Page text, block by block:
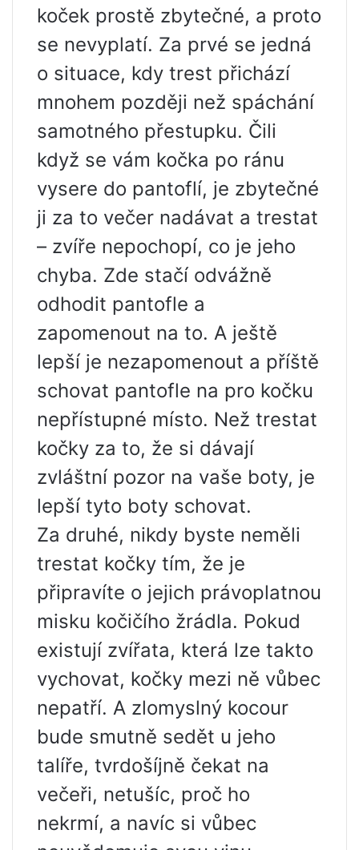
koček prostě zbytečné, a proto
se nevyplatí. Za prvé se jedná
o situace, kdy trest přichází
mnohem později než spáchání
samotného přestupku. Čili
když se vám kočka po ránu
vysere do pantoflí, je zbytečné
ji za to večer nadávat a trestat
– zvíře nepochopí, co je jeho
chyba. Zde stačí odvážně
odhodit pantofle a
zapomenout na to. A ještě
lepší je nezapomenout a příště
schovat pantofle na pro kočku
nepřístupné místo. Než trestat
kočky za to, že si dávají
zvláštní pozor na vaše boty, je
lepší tyto boty schovat.
Za druhé, nikdy byste neměli
trestat kočky tím, že je
připravíte o jejich právoplatnou
misku kočičího žrádla. Pokud
existují zvířata, která lze takto
vychovat, kočky mezi ně vůbec
nepatří. A zlomyslný kocour
bude smutně sedět u jeho
talíře, tvrdošíjně čekat na
večeři, netušíc, proč ho
nekrmí, a navíc si vůbec